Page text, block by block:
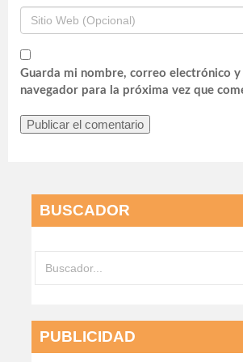
Guarda mi nombre, correo electrónico y
navegador para la próxima vez que
BUSCADOR
PUBLICIDAD